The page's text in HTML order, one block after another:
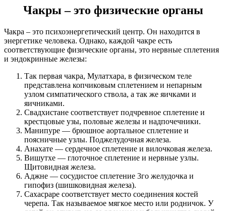
Чакры – это физические органы
Чакра – это психоэнергетический центр. Он находится в
энергетике человека. Однако, каждой чакре есть
соответствующие физические органы, это нервные сплетения
и эндокринные железы:
Так первая чакра, Мулатхара, в физическом теле
представлена копчиковым сплетением и непарным
узлом симпатического ствола, а так же яичками и
яичниками.
Свадхистане соответствует подчревное сплетение и
крестцовые узы, половые железы и надпочечники.
Манипуре — брюшное аортальное сплетение и
поясничные узлы. Поджелудочная железа.
Анахате — сердечное сплетение и вилочковая железа.
Вишутхе — глоточное сплетение и нервные узлы.
Щитовидная железа.
Аджне — сосудистое сплетение 3го желудочка и
гипофиз (шишковидная железа).
Сахасраре соответствует место соединения костей
черепа. Так называемое мягкое место или родничок. У